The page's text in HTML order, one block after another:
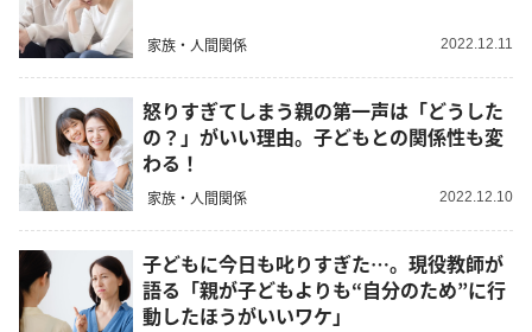
家族・人間関係 2022.12.11
怒りすぎてしまう親の第一声は「どうした
の？」がいい理由。子どもとの関係性も変
わる！
家族・人間関係 2022.12.10
子どもに今日も叱りすぎた…。現役教師が
語る「親が子どもよりも“自分のため”に行
動したほうがいいワケ」